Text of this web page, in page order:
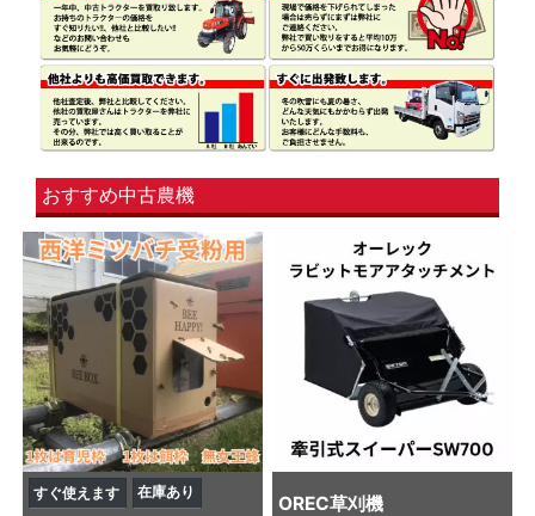
おすすめ中古農機
すぐ使えます 在庫あり
OREC草刈機